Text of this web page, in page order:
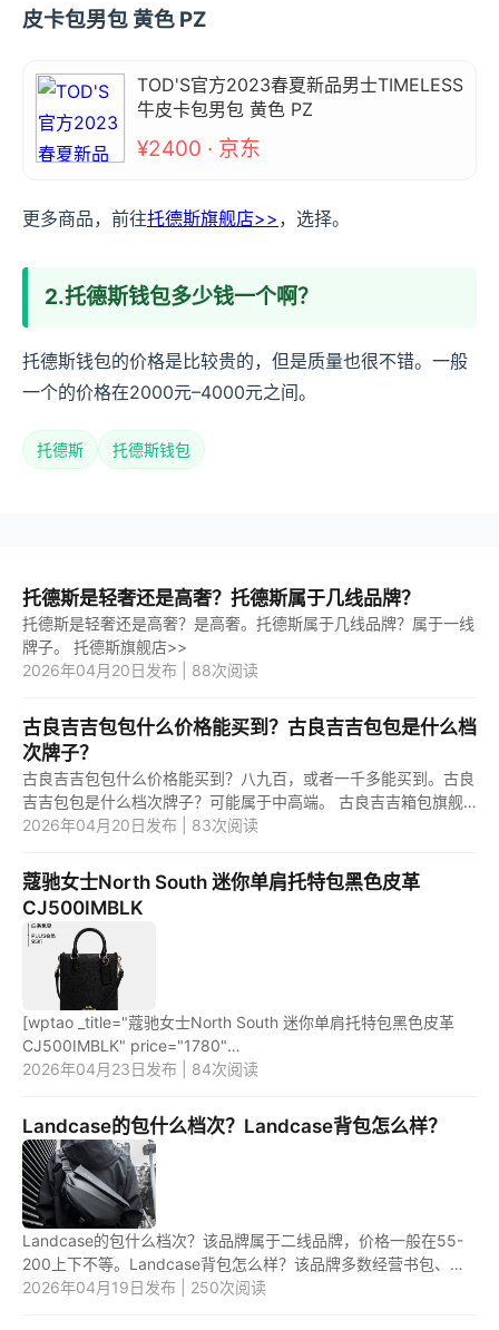
皮卡包男包 黄色 PZ
TOD'S官方2023春夏新品男士TIMELESS
牛皮卡包男包 黄色 PZ
¥2400 · 京东
更多商品，前往托德斯旗舰店>> ，选择。
2.托德斯钱包多少钱一个啊？
托德斯钱包的价格是比较贵的，但是质量也很不错。一般
一个的价格在2000元–4000元之间。
托德斯 托德斯钱包
托德斯是轻奢还是高奢？托德斯属于几线品牌？
托德斯是轻奢还是高奢？是高奢。托德斯属于几线品牌？属于一线
牌子。 托德斯旗舰店>>
2026年04月20日发布 | 88次阅读
古良吉吉包包什么价格能买到？古良吉吉包包是什么档
次牌子？
古良吉吉包包什么价格能买到？八九百，或者一千多能买到。古良
吉吉包包是什么档次牌子？可能属于中高端。 古良吉吉箱包旗舰
店>>
2026年04月20日发布 | 83次阅读
蔻驰女士North South 迷你单肩托特包黑色皮革
CJ500IMBLK
[wptao _title="蔻驰女士North South 迷你单肩托特包黑色皮革
CJ500IMBLK" price="1780"
url="https://item.jd.com/100059245200.html"
2026年04月23日发布 | 84次阅读
Landcase的包什么档次？Landcase背包怎么样？
Landcase的包什么档次？该品牌属于二线品牌，价格一般在55-
200上下不等。Landcase背包怎么样？该品牌多数经营书包、旅
行包等等，其包包隔层多，有防水层，容量大，应该不错。
2026年04月19日发布 | 250次阅读